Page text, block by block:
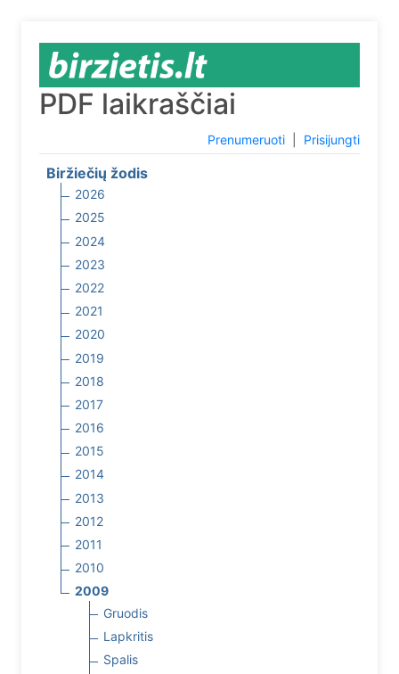
PDF laikraščiai
Prenumeruoti Prisijungti
Biržiečių žodis
2026
2025
2024
2023
2022
2021
2020
2019
2018
2017
2016
2015
2014
2013
2012
2011
2010
2009
Gruodis
Lapkritis
Spalis